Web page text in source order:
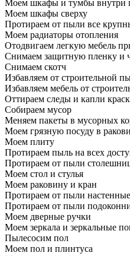
Моем шкафы и тумбы внутри
Моем шкафы сверху
Протираем от пыли все
Моем радиаторы отопления
Отодвигаем легкую мебель
Снимаем защитную пленку и
Снимаем скотч
Избавляем от строительной
Избавляем мебель от
Оттираем следы и капли
Собираем мусор
Меняем пакеты в мусорных
Моем грязную посуду в
Моем плиту
Протираем пыль на всех
Протираем от пыли
Моем стол и стулья
Моем раковину и кран
Протираем от пыли
Протираем от пыли
Моем дверные ручки
Моем зеркала и зеркальные
Пылесосим пол
Моем пол и плинтуса